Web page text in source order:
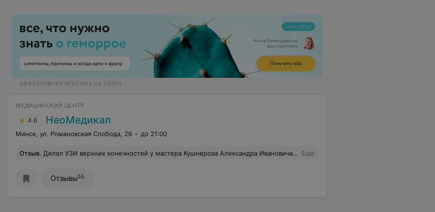
ЭФФЕКТИВНАЯ РЕКЛАМА НА САЙТЕ
МЕДИЦИНСКИЙ ЦЕНТР
4.6 НеоМедикал
Минск, ул. Романовская Слобода, 26 до 21:00
Отзыв. Делал УЗИ верхних конечностей у мастера Кушнерова Александра Ивановича. За целый месяц хождения по врачам, в том числе и платным, и известным специалистам, никто не мог объяснить мне симптомы, которые казались всем необычными, и многие отделывались советами пойти к неврологу (который тоже ничего не посоветовал), а то и к психиатру. Я проверялся в том числе из-за того, что ранее был тромбоз. Александр Иванович нашёл проблему (или часть проблемы) не там, где я искал, совершенно по своей инициативе (бесплатно) проверил сустав, рядом с которым были болевые ощущения и обнаружил. Затем посоветовал, где искать ещё, что делать, и популярно ответил на вопросы, на которые хмыкали остальные врачи. Это очень важно, когда видишь заинтересованность врача в твоём здоровье (или желание найти ответ). Тогда начинаешь чувствовать себя в гораздо большей безопасности. Это качество Доктора с большой буквы, и признак творческого, а значит продуктивного подхода. Спасибо большое за помощь! Всем советую. Еще
Отзывы55